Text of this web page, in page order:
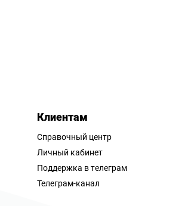
Клиентам
Справочный центр
Личный кабинет
Поддержка в телеграм
Телеграм-канал